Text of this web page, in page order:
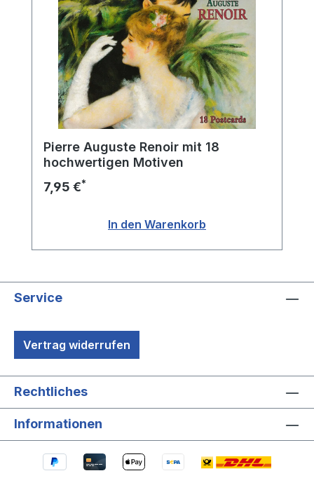
Pierre Auguste Renoir mit 18
hochwertigen Motiven
7,95 €*
In den Warenkorb
Service
Vertrag widerrufen
Rechtliches
Informationen